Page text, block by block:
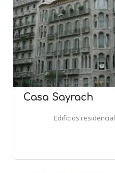
Casa Sayrach
Edificios